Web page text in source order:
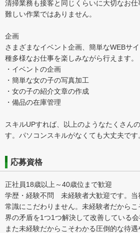
清掃業務も接客と同じくらいに大切なお仕
難しい作業ではありません。
企画
さまざまなイベント企画、簡単なWEBサ
種多様なお仕事を楽しみながら行えます。
・イベントの企画
・簡単な女の子の写真加工
・女の子の紹介文章の作成
・備品の在庫管理
スキルUPすれば、以上のようなたくさん
す。パソコンスキルがなくても大丈夫です
応募資格
正社員18歳以上～40歳位まで歓迎
学歴・経験不問 未経験者大歓迎です。当
常識にこだわりません。未経験者だから
界の矛盾を1つ1つ解決して改善している会
また未経験だからこそわかる圧倒的な待